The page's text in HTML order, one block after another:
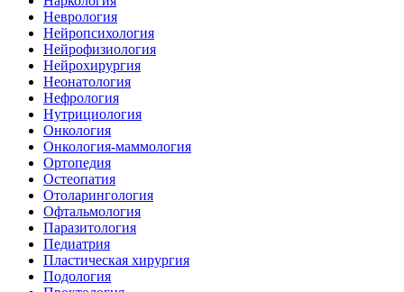
Неврология
Нейропсихология
Нейрофизиология
Нейрохирургия
Неонатология
Нефрология
Нутрициология
Онкология
Онкология-маммология
Ортопедия
Остеопатия
Отоларингология
Офтальмология
Паразитология
Педиатрия
Пластическая хирургия
Подология